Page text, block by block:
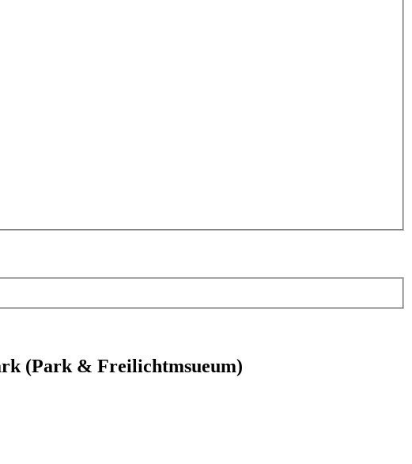
(Park & Freilichtmsueum)